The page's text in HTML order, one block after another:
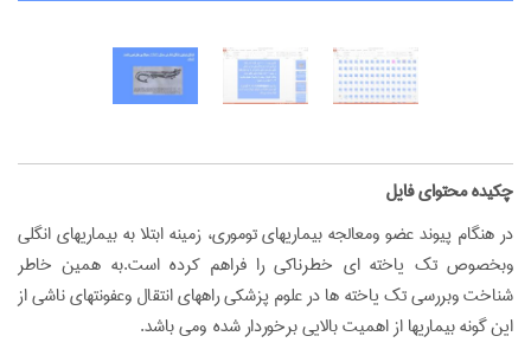
‌چکیده محتوای فایل
در هنگام پیوند عضو ومعالجه بیماریهای توموری، زمینه ابتلا به بیماریهای انگلی
وبخصوص تک یاخته ای خطرناکی را فراهم کرده است.به همین خاطر
شناخت وبررسی تک یاخته ها در علوم پزشکی راههای انتقال وعفونتهای ناشی از
این گونه بیماریها از اهمیت بالایی برخوردار شده ومی باشد.